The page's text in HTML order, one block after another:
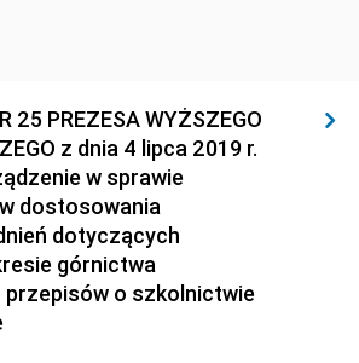
Ministerstwa Administracji,
i Ochrony Środowiska
Ministerstwa Administracji i
Unii Europejskiej, L
25 PREZESA WYŻSZEGO
z dnia 4 lipca 2019 r.
w sprawie
dostosowania
dotyczących
górnictwa
przepisów o szkolnictwie